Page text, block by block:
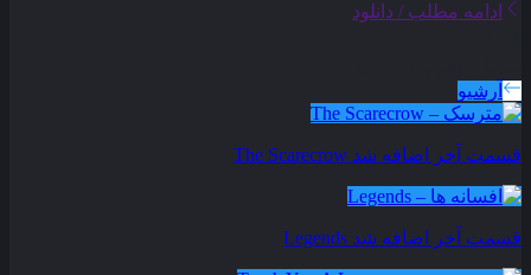
ادامه مطلب / دانلود
آرشیو
قسمت آخر اضافه شد The Scarecrow
قسمت آخر اضافه شد Legends